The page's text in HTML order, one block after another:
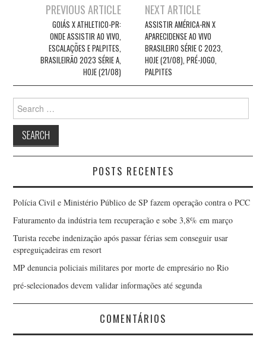
navigation
PREVIOUS ARTICLE
GOIÁS X ATHLETICO-PR:
ONDE ASSISTIR AO VIVO,
ESCALAÇÕES E PALPITES,
BRASILEIRÃO 2023 SÉRIE A,
HOJE (21/08)
NEXT ARTICLE
ASSISTIR AMÉRICA-RN X
APARECIDENSE AO VIVO
BRASILEIRO SÉRIE C 2023,
HOJE (21/08), PRÉ-JOGO,
PALPITES
Search
for:
POSTS RECENTES
Polícia Civil e Ministério Público de SP fazem operação contra o PCC
Faturamento da indústria tem recuperação e sobe 3,8% em março
Turista recebe indenização após passar férias sem conseguir usar
espreguiçadeiras em resort
MP denuncia policiais militares por morte de empresário no Rio
pré-selecionados devem validar informações até segunda
COMENTÁRIOS